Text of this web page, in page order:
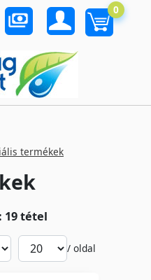
0
termékek
19 tétel
/ oldal